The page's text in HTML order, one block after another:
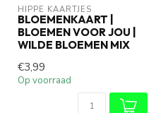
HIPPE KAARTJES
BLOEMENKAART |
BLOEMEN VOOR JOU |
WILDE BLOEMEN MIX
€3,99
Op voorraad